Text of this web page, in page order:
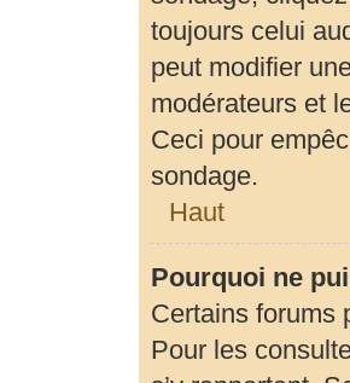
toujours celui
peut modifier
modérateurs et
Ceci pour
sondage.
Haut
Pourquoi ne
Certains forums
Pour les